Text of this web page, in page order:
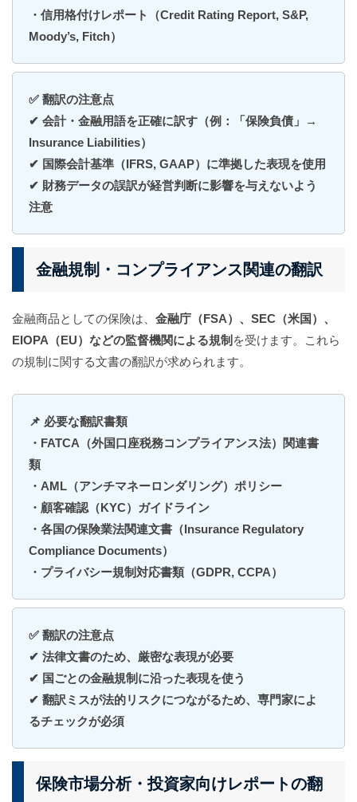
・信用格付けレポート（Credit Rating Report, S&P,
Moody’s, Fitch）
✅ 翻訳の注意点
✔ 会計・金融用語を正確に訳す（例：「保険負債」→
Insurance Liabilities）
✔ 国際会計基準（IFRS, GAAP）に準拠した表現を使用
✔ 財務データの誤訳が経営判断に影響を与えないよう
注意
金融規制・コンプライアンス関連の翻訳
金融商品としての保険は、 金融庁（FSA）、SEC（米国）、
EIOPA（EU）などの監督機関による規制 を受けます。これら
の規制に関する文書の翻訳が求められます。
📌 必要な翻訳書類
・FATCA（外国口座税務コンプライアンス法）関連書
類
・AML（アンチマネーロンダリング）ポリシー
・顧客確認（KYC）ガイドライン
・各国の保険業法関連文書（Insurance Regulatory
Compliance Documents）
・プライバシー規制対応書類（GDPR, CCPA）
✅ 翻訳の注意点
✔ 法律文書のため、厳密な表現が必要
✔ 国ごとの金融規制に沿った表現を使う
✔ 翻訳ミスが法的リスクにつながるため、専門家によ
るチェックが必須
保険市場分析・投資家向けレポートの翻